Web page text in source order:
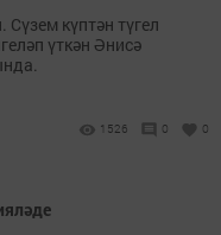
Сүзем күптән түгел
үткән Әнисә
1526 0 0